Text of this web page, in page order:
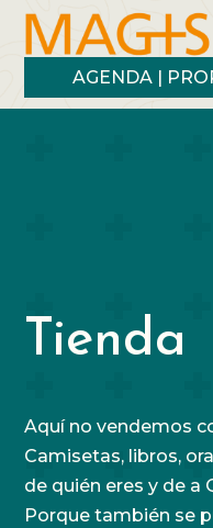
AGENDA |
Tienda
Aquí no vendemos
Camisetas, libros,
de quién eres y de a
Porque también se